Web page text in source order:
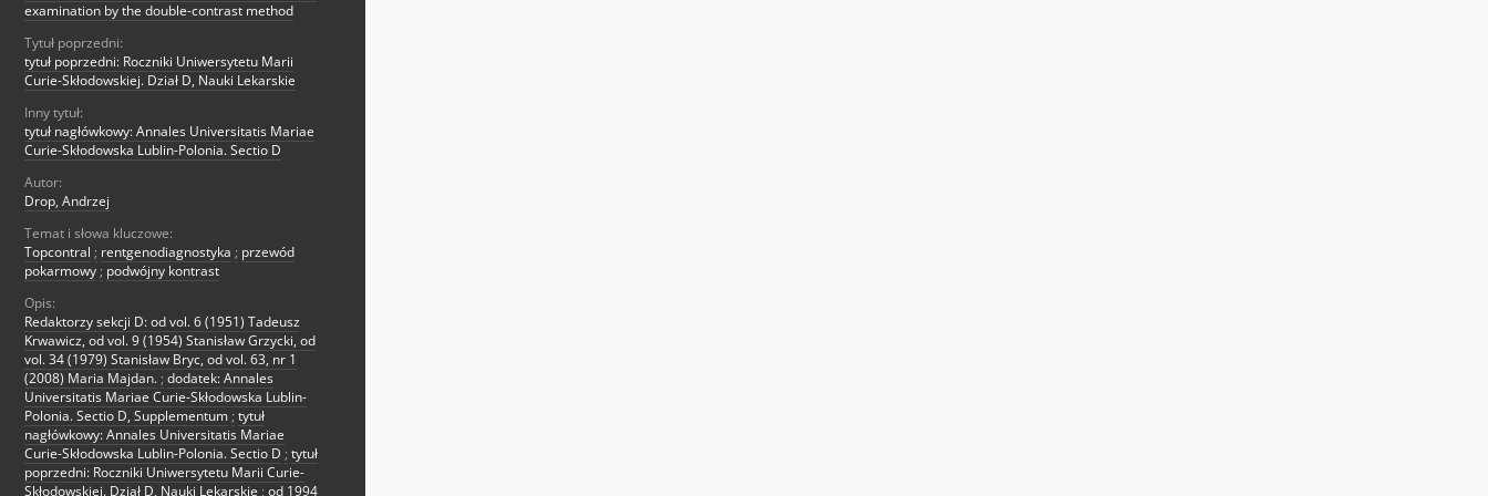
examination by the double-contrast method
Tytuł poprzedni:
tytuł poprzedni: Roczniki Uniwersytetu Marii
Curie-Skłodowskiej. Dział D, Nauki Lekarskie
Inny tytuł:
tytuł nagłówkowy: Annales Universitatis Mariae
Curie-Skłodowska Lublin-Polonia. Sectio D
Autor:
Drop, Andrzej
Temat i słowa kluczowe:
Topcontral ; rentgenodiagnostyka ; przewód
pokarmowy ; podwójny kontrast
Opis:
Redaktorzy sekcji D: od vol. 6 (1951) Tadeusz
Krwawicz, od vol. 9 (1954) Stanisław Grzycki, od
vol. 34 (1979) Stanisław Bryc, od vol. 63, nr 1
(2008) Maria Majdan. ; dodatek: Annales
Universitatis Mariae Curie-Skłodowska Lublin-
Polonia. Sectio D, Supplementum ; tytuł
nagłówkowy: Annales Universitatis Mariae
Curie-Skłodowska Lublin-Polonia. Sectio D ; tytuł
poprzedni: Roczniki Uniwersytetu Marii Curie-
Skłodowskiej. Dział D, Nauki Lekarskie ; od 1994